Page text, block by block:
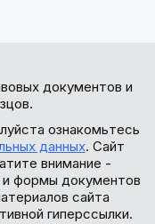
документов и
ознакомьтесь
данных. Сайт
внимание -
и формы документов
сайта
гиперссылки.